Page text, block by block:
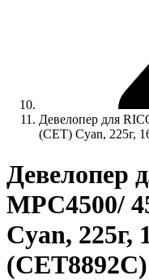
Девелопер для
(CET) Cyan, 225г,
Девелопер
MPC4500/
Cyan, 225г,
(CET8892C)